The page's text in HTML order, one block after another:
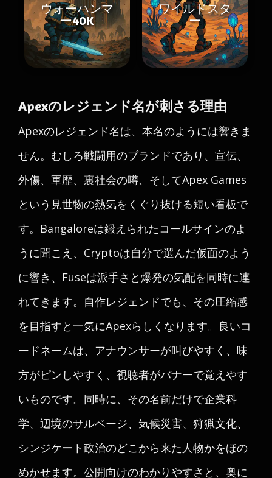
ウォーハンマ
ー40K
ワイルドスタ
ー
Apexのレジェンド名が刺さる理由
Apexのレジェンド名は、本名のようには響きま
せん。むしろ戦闘用のブランドであり、宣伝、
外傷、軍歴、裏社会の噂、そしてApex Games
という見世物の熱気をくぐり抜ける短い看板で
す。Bangaloreは鍛えられたコールサインのよ
うに聞こえ、Cryptoは自分で選んだ仮面のよう
に響き、Fuseは派手さと爆発の気配を同時に連
れてきます。自作レジェンドでも、その圧縮感
を目指すと一気にApexらしくなります。良いコ
ードネームは、アナウンサーが叫びやすく、味
方がピンしやすく、視聴者がバナーで覚えやす
いものです。同時に、その名前だけで企業科
学、辺境のサルベージ、気候災害、狩猟文化、
シンジケート政治のどこから来た人物かをほの
めかせます。公開向けのわかりやすさと、奥に